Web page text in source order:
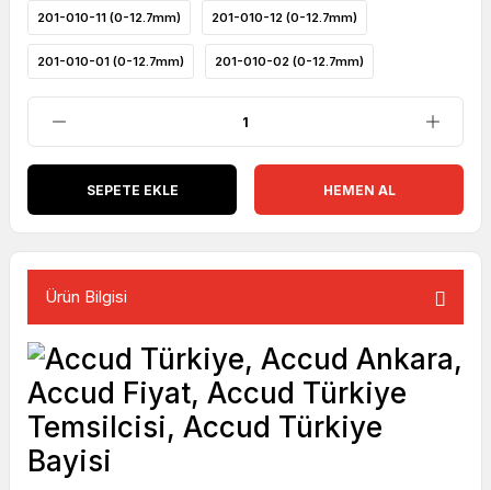
201-010-11 (0-12.7mm) 201-010-12 (0-12.7mm)
201-010-01 (0-12.7mm) 201-010-02 (0-12.7mm)
SEPETE EKLE HEMEN AL
Ürün Bilgisi